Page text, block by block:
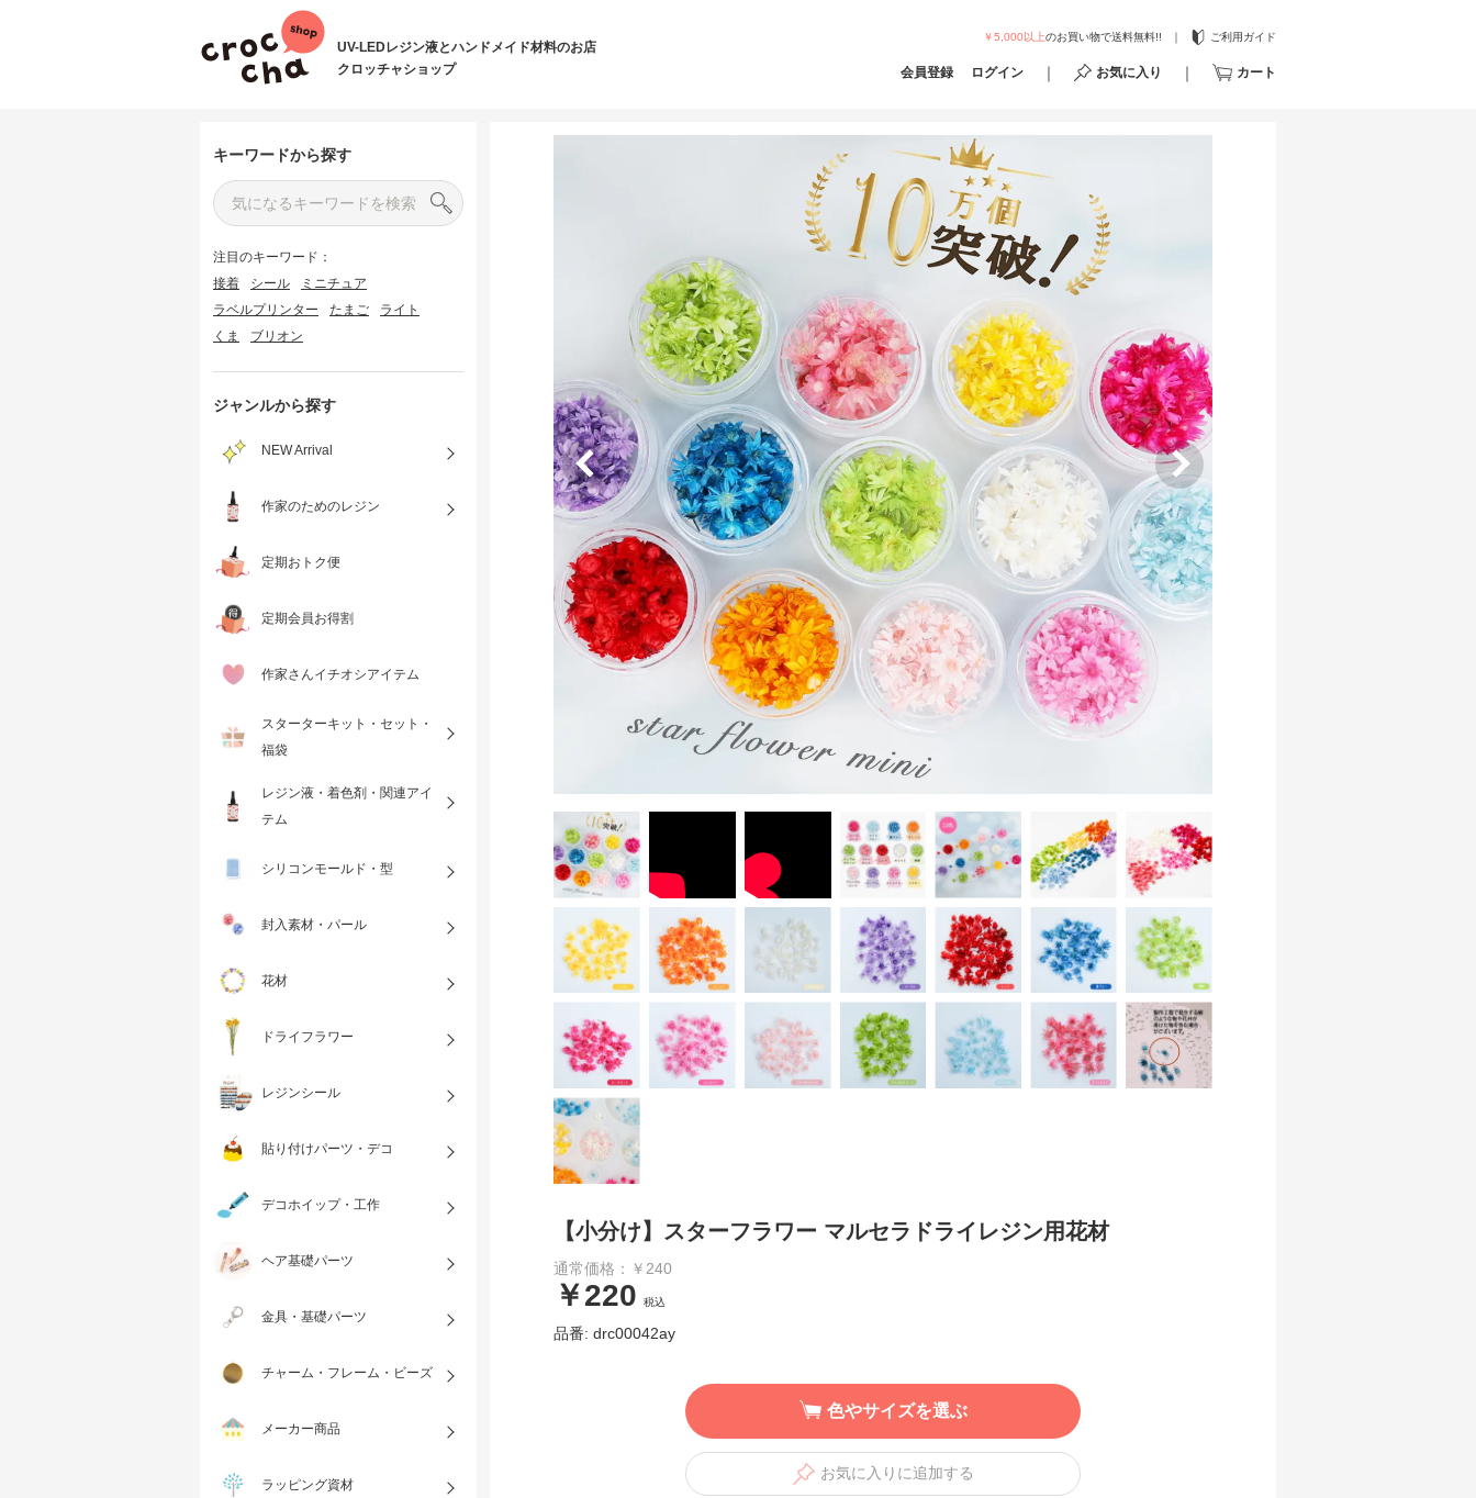
UV-LEDレジン液とハンドメイド材料のお店
クロッチャショップ
￥5,000以上のお買い物で送料無料!! ご利用ガイド
会員登録 ログイン お気に入り カート
キーワードから探す
注目のキーワード：
接着
シール
ミニチュア
ラベルプリンター
たまご
ライト
くま
ブリオン
ジャンルから探す
NEW Arrival
作家のためのレジン
定期おトク便
定期会員お得割
作家さんイチオシアイテム
スターターキット・セット・
福袋
レジン液・着色剤・関連アイ
テム
シリコンモールド・型
封入素材・パール
花材
ドライフラワー
レジンシール
貼り付けパーツ・デコ
デコホイップ・工作
ヘア基礎パーツ
金具・基礎パーツ
チャーム・フレーム・ビーズ
メーカー商品
ラッピング資材
【小分け】スターフラワー マルセラドライレジン用花材
通常価格：￥240
￥220 税込
品番: drc00042ay
色やサイズを選ぶ
お気に入りに追加する